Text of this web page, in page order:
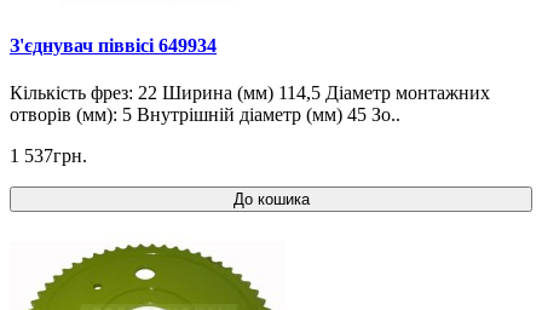
З'єднувач піввісі 649934
Кількість фрез: 22 Ширина (мм) 114,5 Діаметр монтажних
отворів (мм): 5 Внутрішній діаметр (мм) 45 Зо..
1 537грн.
До кошика